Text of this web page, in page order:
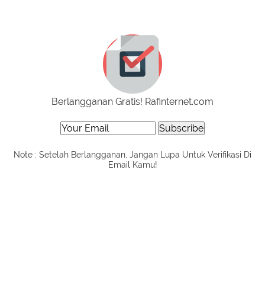
Berlangganan Gratis! Rafinternet.com
Note : Setelah Berlangganan, Jangan Lupa Untuk Verifikasi Di
Email Kamu!